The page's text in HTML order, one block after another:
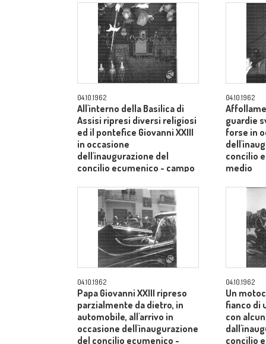
04.10.1962
All'interno della Basilica di
Assisi ripresi diversi religiosi
ed il pontefice Giovanni XXIII
in occasione
dell'inaugurazione del
concilio ecumenico - campo
04.10.1962
guardie
forse in
concilio
medio
04.10.1962
Papa Giovanni XXIII ripreso
parzialmente da dietro, in
automobile, all'arrivo in
occasione dell'inaugurazione
del concilio ecumenico -
04.10.1962
Un
fianco di
con
concilio